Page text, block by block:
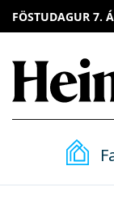
FÖSTUDAGUR 7.